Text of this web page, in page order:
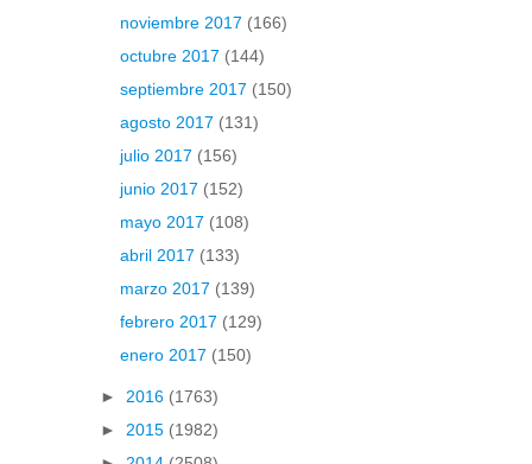
noviembre 2017 (166)
octubre 2017 (144)
septiembre 2017 (150)
agosto 2017 (131)
julio 2017 (156)
junio 2017 (152)
mayo 2017 (108)
abril 2017 (133)
marzo 2017 (139)
febrero 2017 (129)
enero 2017 (150)
► 2016 (1763)
► 2015 (1982)